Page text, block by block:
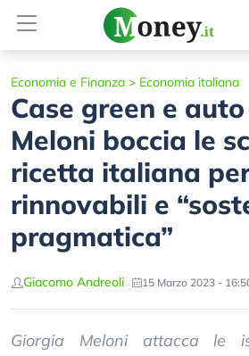
Economia e Finanza > Economia italiana
Case green e
Meloni boccia le
ricetta italiana
rinnovabili e
pragmatica”
Giacomo Andreoli 15 Marzo 2023 -
Giorgia Meloni attacca le